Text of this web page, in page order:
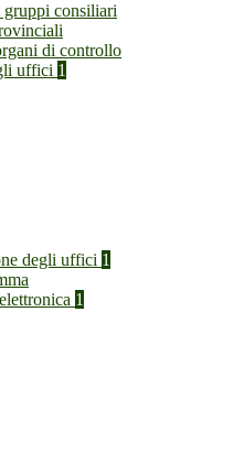
consiliari
di controllo
uffici 1
degli uffici 1
1